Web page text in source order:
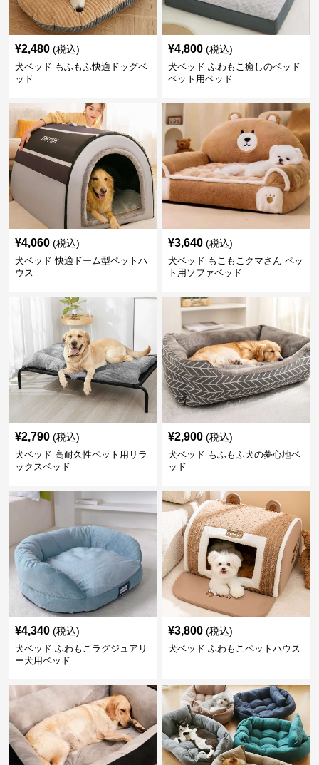
¥2,480 (税込)
犬ベッド もふもふ快適ドッグベ
ッド
¥4,800 (税込)
犬ベッド ふわもこ癒しのベッド
ペット用ベッド
¥4,060 (税込)
犬ベッド 快適ドーム型ペットハ
ウス
¥3,640 (税込)
犬ベッド もこもこクマさん ペッ
ト用ソファベッド
¥2,790 (税込)
犬ベッド 高耐久性ペット用リラ
ックスベッド
¥2,900 (税込)
犬ベッド もふもふ犬の夢心地ベ
ッド
¥4,340 (税込)
犬ベッド ふわもこラグジュアリ
ー犬用ベッド
¥3,800 (税込)
犬ベッド ふわもこペットハウス